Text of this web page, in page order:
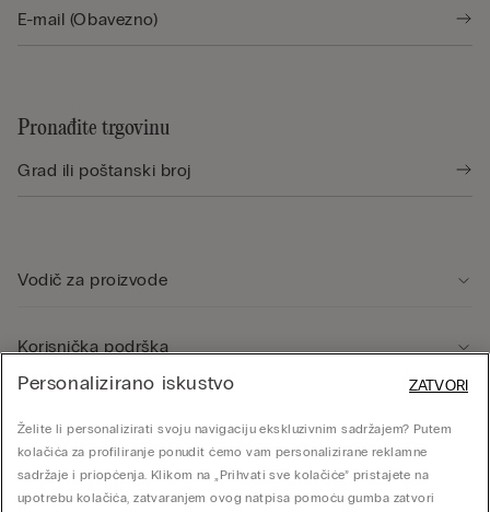
Pronađite trgovinu
Vodič za proizvode
Korisnička podrška
Tvrtka
Personalizirano iskustvo
Želite li personalizirati svoju navigaciju ekskluzivnim sadržajem? Putem
kolačića za profiliranje ponudit ćemo vam personalizirane reklamne
sadržaje i priopćenja. Klikom na „Prihvati sve kolačiće” pristajete na
upotrebu kolačića, zatvaranjem ovog natpisa pomoću gumba zatvori
ZATVORI